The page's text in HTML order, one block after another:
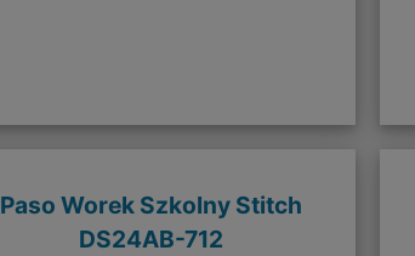
Paso Worek Szkolny Stitch
DS24AB-712